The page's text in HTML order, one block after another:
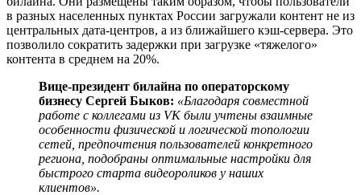
в разных населенных пунктах России загружали контент не из
центральных дата-центров, а из ближайшего кэш-сервера. Это
позволило сократить задержки при загрузке «тяжелого»
контента в среднем на 20%.
Вице-президент билайна по операторскому
бизнесу Сергей Быков: «Благодаря совместной
работе с коллегами из VK были учтены взаимные
особенности физической и логической топологии
сетей, предпочтения пользователей конкретного
региона, подобраны оптимальные настройки для
быстрого старта видеороликов у наших
клиентов».